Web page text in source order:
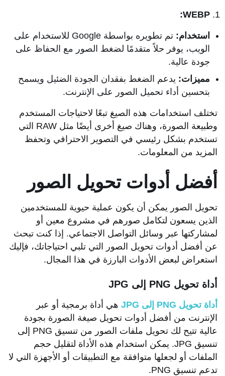
WEBP:
استخدام:
تم تطويره بواسطة Google للاستخدام على
الويب، يوفر حلاً متقدمًا لضغط الصور مع الحفاظ على
جودة عالية.
مميزات: يدعم الضغط بفقدان الجودة الضئيل ويسمح
بتحسين أداء تحميل الصور على الإنترنت.
تختلف استخدامات هذه الصيغ تبعًا لاحتياجات المستخدم
وطبيعة الصورة، وهناك صيغ أخرى أيضًا مثل RAW التي
تستخدم بشكل رئيسي في التصوير الاحترافي وتحفظ
المزيد من المعلومات.
أفضل أدوات تحويل الصور
تحويل الصور يمكن أن يكون عملية حيوية للمستخدمين
الذين يسعون لتكامل صورهم في مشروع معين أو
لمشاركتها عبر وسائل التواصل الاجتماعي. إذا كنت تبحث
عن أفضل أدوات تحويل الصور التي تلبي احتياجاتك، فإليك
استعراض لبعض الأدوات البارزة في هذا المجال.
أداة تحويل PNG إلى JPG
أداة تحويل PNG إلى JPG
هي أداة برمجية أو عبر
الإنترنت من أفضل أدوات تحويل صيغة الصورة بجودة
عالية تتيح لك تحويل ملفات الصور من تنسيق PNG إلى
تنسيق JPG. يمكن استخدام هذه الأداة لتقليل حجم
الملفات أو لجعلها متوافقة مع التطبيقات أو الأجهزة التي لا
تدعم تنسيق PNG.